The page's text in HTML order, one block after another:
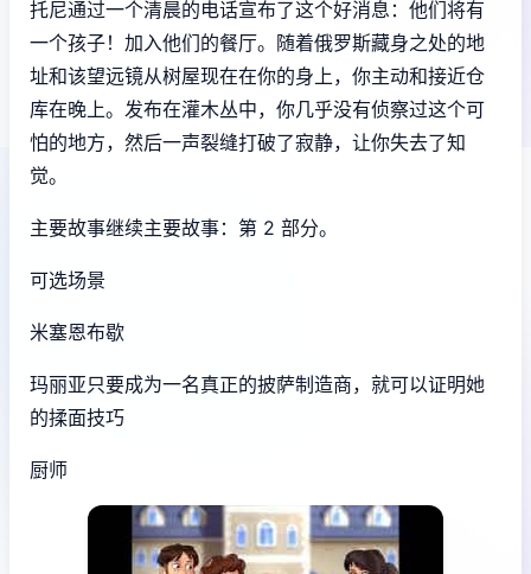
托尼通过一个清晨的电话宣布了这个好消息：他们将有
一个孩子！加入他们的餐厅。随着俄罗斯藏身之处的地
址和该望远镜从树屋现在在你的身上，你主动和接近仓
库在晚上。发布在灌木丛中，你几乎没有侦察过这个可
怕的地方，然后一声裂缝打破了寂静，让你失去了知
觉。
主要故事继续主要故事：第 2 部分。
可选场景
米塞恩布歇
玛丽亚只要成为一名真正的披萨制造商，就可以证明她
的揉面技巧
厨师